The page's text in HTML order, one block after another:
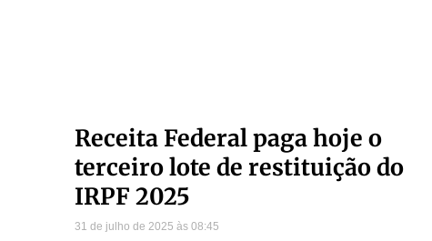
Receita Federal paga hoje o
terceiro lote de restituição do
IRPF 2025
31 de julho de 2025 08:45